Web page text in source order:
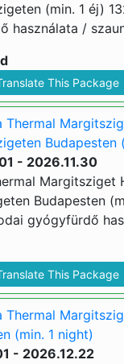
(min. 1 éj)
használata /
This Package
Budapesten
- 2026.11.30
Budapesten
gyógyfürdő
This Package
(min. 1 night)
- 2026.12.22